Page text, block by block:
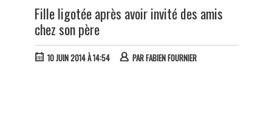
Fille ligotée après avoir invité des amis
chez son père
10 JUIN 2014 À 14:54 PARFABIEN FOURNIER